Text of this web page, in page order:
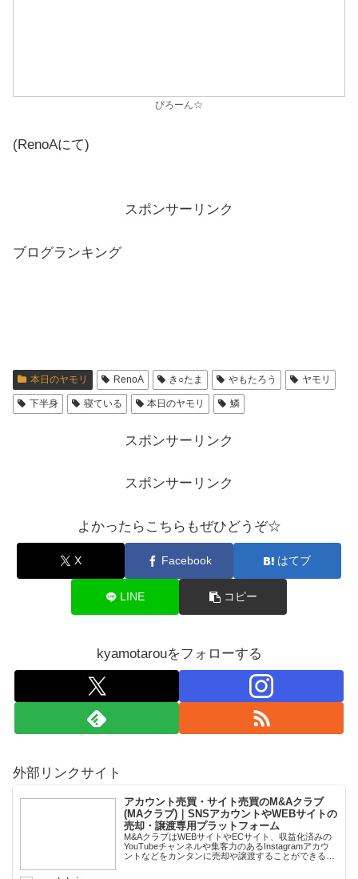
びろーん☆
(RenoAにて)
スポンサーリンク
ブログランキング
本日のヤモリ RenoA き○たま やもたろう ヤモリ
下半身 寝ている 本日のヤモリ 鱗
スポンサーリンク
スポンサーリンク
よかったらこちらもぜひどうぞ☆
X Facebook はてブ
LINE コピー
kyamotarouをフォローする
外部リンクサイト
アカウント売買・サイト売買のM&Aクラブ
(MAクラブ)｜SNSアカウントやWEBサイトの
売却・譲渡専用プラットフォーム
M&AクラブはWEBサイトやECサイト、収益化済みの
YouTubeチャンネルや集客力のあるInstagramアカウ
ントなどをカンタンに売却や譲渡することができるプ